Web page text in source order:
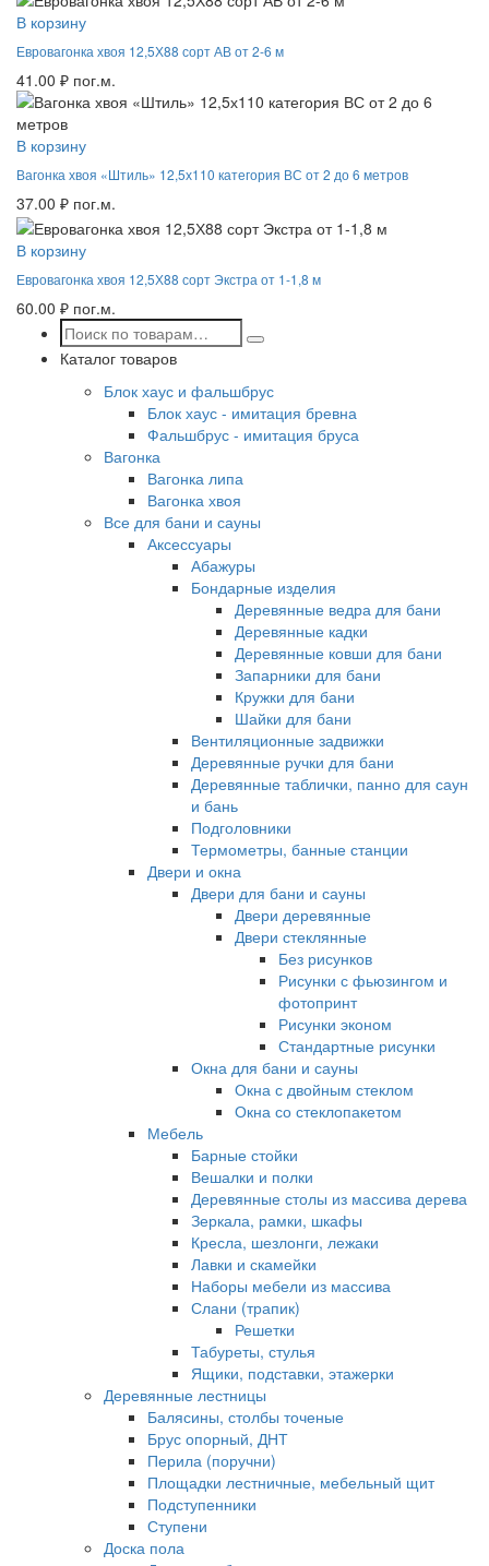
В корзину
Евровагонка хвоя 12,5Х88 сорт АВ от 2-6 м
41.00 ₽ пог.м.
В корзину
Вагонка хвоя «Штиль» 12,5х110 категория ВС от 2 до 6 метров
37.00 ₽ пог.м.
В корзину
Евровагонка хвоя 12,5Х88 сорт Экстра от 1-1,8 м
60.00 ₽ пог.м.
Каталог товаров
Блок хаус и фальшбрус
Блок хаус - имитация бревна
Фальшбрус - имитация бруса
Вагонка
Вагонка липа
Вагонка хвоя
Все для бани и сауны
Аксессуары
Абажуры
Бондарные изделия
Деревянные ведра для бани
Деревянные кадки
Деревянные ковши для бани
Запарники для бани
Кружки для бани
Шайки для бани
Вентиляционные задвижки
Деревянные ручки для бани
Деревянные таблички, панно для саун
и бань
Подголовники
Термометры, банные станции
Двери и окна
Двери для бани и сауны
Двери деревянные
Двери стеклянные
Без рисунков
Рисунки с фьюзингом и
фотопринт
Рисунки эконом
Стандартные рисунки
Окна для бани и сауны
Окна с двойным стеклом
Окна со стеклопакетом
Мебель
Барные стойки
Вешалки и полки
Деревянные столы из массива дерева
Зеркала, рамки, шкафы
Кресла, шезлонги, лежаки
Лавки и скамейки
Наборы мебели из массива
Слани (трапик)
Решетки
Табуреты, стулья
Ящики, подставки, этажерки
Деревянные лестницы
Балясины, столбы точеные
Брус опорный, ДНТ
Перила (поручни)
Площадки лестничные, мебельный щит
Подступенники
Ступени
Доска пола